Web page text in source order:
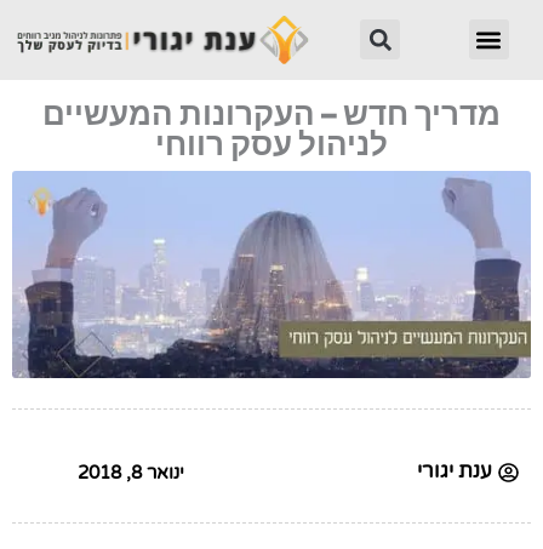
תפריט חיפוש
מדריך חדש – העקרונות המעשיים
לניהול עסק רווחי
ענת יגורי ינואר 8, 2018